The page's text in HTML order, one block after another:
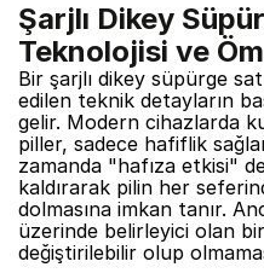
Şarjlı Dikey
Teknolojisi ve
Bir şarjlı dikey süpürge
edilen teknik detayların
gelir. Modern cihazlarda
piller, sadece hafiflik
zamanda "hafıza etkisi"
kaldırarak pilin her
dolmasına imkan tanır.
üzerinde belirleyici olan
değiştirilebilir olup